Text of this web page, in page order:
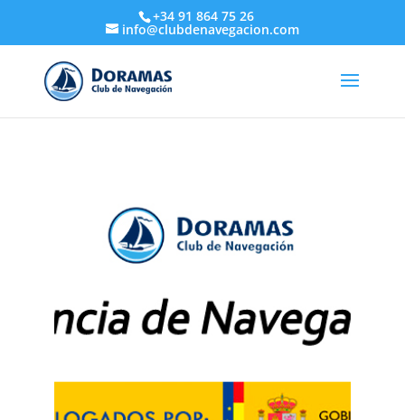
+34 91 864 75 26
info@clubdenavegacion.com